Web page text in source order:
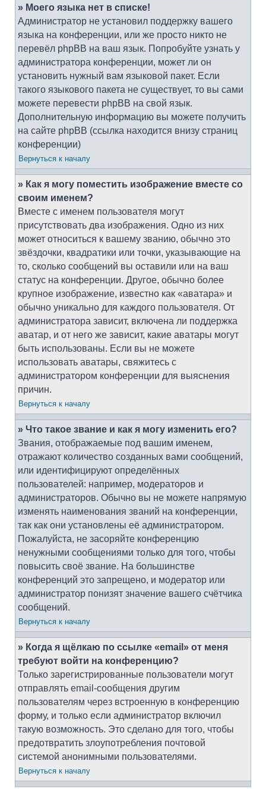
» Моего языка нет в списке!
Администратор не установил поддержку вашего
языка на конференции, или же просто никто не
перевёл phpBB на ваш язык. Попробуйте узнать у
администратора конференции, может ли он
установить нужный вам языковой пакет. Если
такого языкового пакета не существует, то вы сами
можете перевести phpBB на свой язык.
Дополнительную информацию вы можете получить
на сайте phpBB (ссылка находится внизу страниц
конференции)
Вернуться к началу
» Как я могу поместить изображение вместе со
своим именем?
Вместе с именем пользователя могут
присутствовать два изображения. Одно из них
может относиться к вашему званию, обычно это
звёздочки, квадратики или точки, указывающие на
то, сколько сообщений вы оставили или на ваш
статус на конференции. Другое, обычно более
крупное изображение, известно как «аватара» и
обычно уникально для каждого пользователя. От
администратора зависит, включена ли поддержка
аватар, и от него же зависит, какие аватары могут
быть использованы. Если вы не можете
использовать аватары, свяжитесь с
администратором конференции для выяснения
причин.
Вернуться к началу
» Что такое звание и как я могу изменить его?
Звания, отображаемые под вашим именем,
отражают количество созданных вами сообщений,
или идентифицируют определённых
пользователей: например, модераторов и
администраторов. Обычно вы не можете напрямую
изменять наименования званий на конференции,
так как они установлены её администратором.
Пожалуйста, не засоряйте конференцию
ненужными сообщениями только для того, чтобы
повысить своё звание. На большинстве
конференций это запрещено, и модератор или
администратор понизят значение вашего счётчика
сообщений.
Вернуться к началу
» Когда я щёлкаю по ссылке «email» от меня
требуют войти на конференцию?
Только зарегистрированные пользователи могут
отправлять email-сообщения другим
пользователям через встроенную в конференцию
форму, и только если администратор включил
такую возможность. Это сделано для того, чтобы
предотвратить злоупотребления почтовой
системой анонимными пользователями.
Вернуться к началу